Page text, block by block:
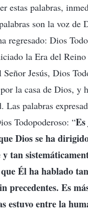
estas palabras,
son la voz
regresado: Dios
la Era del
Señor Jesús, Dios
la casa de Dios, y
Las palabras
Todopoderoso: “
Dios se ha
tan
Él ha hablado
precedentes. Es
estuvo entre la